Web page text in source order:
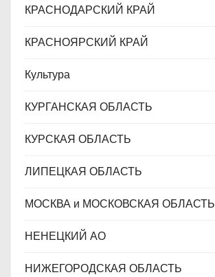
КРАСНОДАРСКИЙ КРАЙ
КРАСНОЯРСКИЙ КРАЙ
Культура
КУРГАНСКАЯ ОБЛАСТЬ
КУРСКАЯ ОБЛАСТЬ
ЛИПЕЦКАЯ ОБЛАСТЬ
МОСКВА и МОСКОВСКАЯ ОБЛАСТЬ
НЕНЕЦКИЙ АО
НИЖЕГОРОДСКАЯ ОБЛАСТЬ